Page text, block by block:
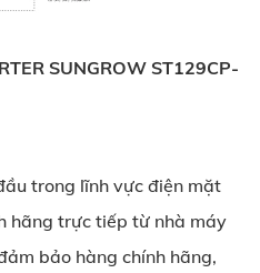
SUNGROW ST129CP-
trong lĩnh vực điện mặt
hãng trực tiếp từ nhà máy
bảo hàng chính hãng,